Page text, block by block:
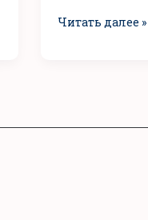
интернет
Читать далее »